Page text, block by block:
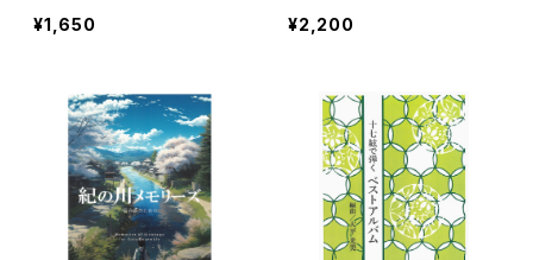
¥1,650
¥2,200